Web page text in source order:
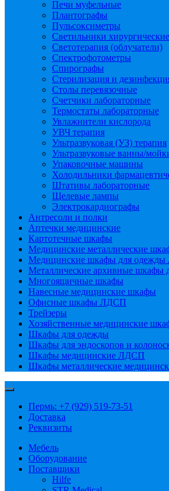
Печи муфельные
Плантографы
Пульсоксиметры
Светильники хирургические
Светотерапия (облучатели)
Спектрофотометры
Спирографы
Стерилизация и
Столы перевязочные
Счетчики лабораторные
Термостаты лабораторные
Увлажнители кислорода
УВЧ терапия
Ультразвуковая (УЗ) терапия
Ультразвуковые ванны/
Упаковочные машины
Холодильники
Штативы лабораторные
Щелевые лампы
Электрокардиографы
Антресоли и полки
Аптечки медицинские
Картотечные шкафы
Медицинские металлические
Медицинские шкафы для
Металлические архивные шкафы
Многоящичные шкафы
Навесные медицинские шкафы
Офисные шкафы ЛДСП
Трейзеры
Хозяйственные медицинские
Шкафы для одежды
Шкафы для эндоскопов и
Шкафы медицинские ЛДСП
Шкафы металлические
Пермь: +7 (929) 519-73-51
Доставка
Реквизиты
Мебель
Оборудование
Поставщики
Hilfe